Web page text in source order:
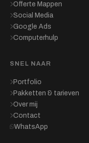
Offerte Mappen
Social Media
Google Ads
Computerhulp
SNEL NAAR
Portfolio
Pakketten & tarieven
Over mij
Contact
WhatsApp